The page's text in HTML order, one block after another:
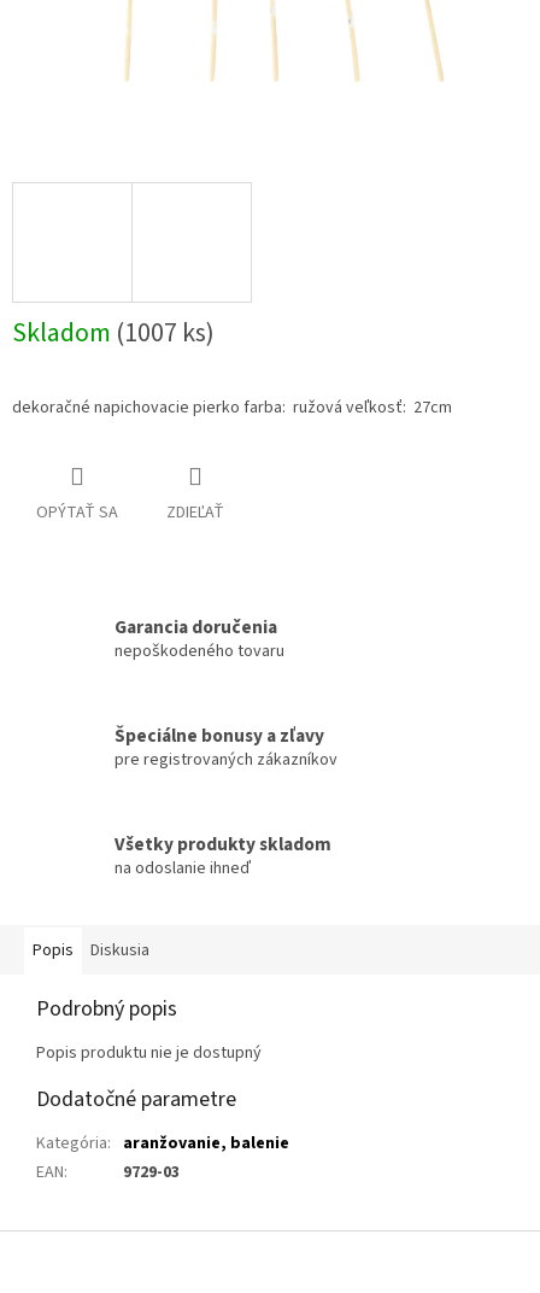
Skladom (1007 ks)
dekoračné napichovacie pierko farba: ružová veľkosť: 27cm
OPÝTAŤ SA ZDIEĽAŤ
Garancia doručenia
nepoškodeného tovaru
Špeciálne bonusy a zľavy
pre registrovaných zákazníkov
Všetky produkty skladom
na odoslanie ihneď
Popis Diskusia
Podrobný popis
Popis produktu nie je dostupný
Dodatočné parametre
Kategória: aranžovanie, balenie
EAN: 9729-03
Z